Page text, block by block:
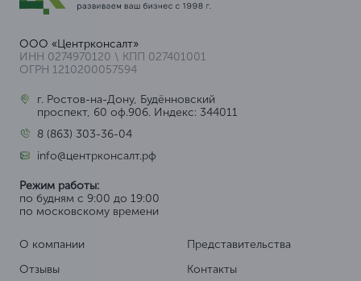
ООО «Центрконсалт»
ИНН 0274970120 \ КПП 027401001
ОГРН 1210200057594
г. Ростов-на-Дону, Будённовский
проспект, 60 оф.906. Индекс: 344011
8 (863) 303-36-04
info@центрконсалт.рф
Режим работы:
по будням с 9:00 до 19:00
по московскому времени
О компании
Отзывы
Представительства
Контакты